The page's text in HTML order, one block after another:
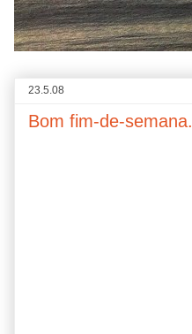
23.5.08
Bom fim-de-semana.